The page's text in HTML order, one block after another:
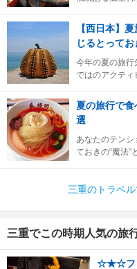
【西日本】
じるとって
今年の夏の旅行
ではのアクティ
夏の旅行で食
選
あなたのテンシ
ておきの“魔法”
三重のトラベ
三重でこの時期人気の旅
☆★☆フ